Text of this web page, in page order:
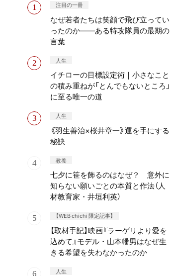
注目の一冊
なぜ若者たちは笑顔で飛び立ってい
ったのか——ある特攻隊員の最期の
言葉
人生
イチローの目標設定術｜小さなこと
の積み重ねが「とんでもないところ」
に至る唯一の道
人生
《羽生善治×桜井章一》運を手にする
秘訣
教養
七夕に笹を飾るのはなぜ？ 意外に
知らない願いごとの本質と作法（人
材教育家・井垣利英）
【WEB chichi 限定記事】
【取材手記】映画『ラーゲリより愛を
込めて』モデル・山本幡男はなぜ生
きる希望を失わなかったのか
人生